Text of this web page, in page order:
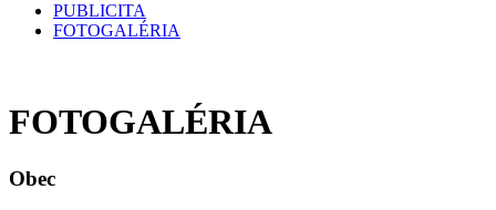
PUBLICITA
FOTOGALÉRIA
FOTOGALÉRIA
Obec